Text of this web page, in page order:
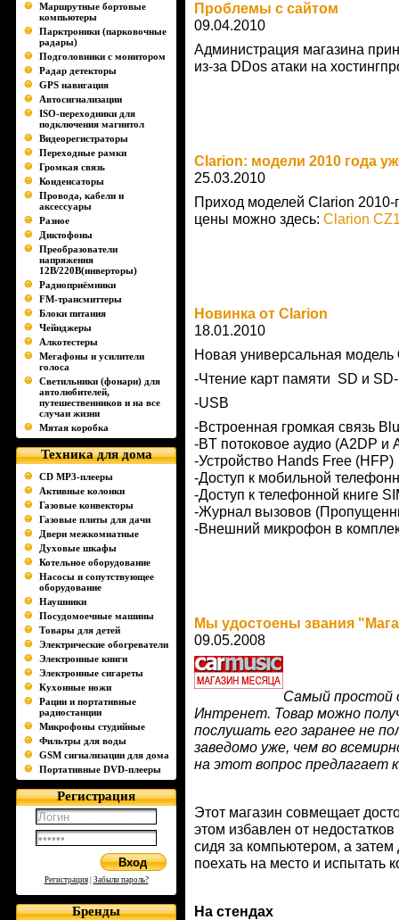
Маршрутные бортовые
компьютеры
Парктроники (парковочные
радары)
Подголовники с монитором
Радар детекторы
GPS навигация
Автосигнализации
ISO-переходники для
подключения магнитол
Видеорегистраторы
Переходные рамки
Громкая связь
Конденсаторы
Провода, кабели и
аксессуары
Разное
Диктофоны
Преобразователи
напряжения
12В/220В(инверторы)
Радиоприёмники
FM-трансмиттеры
Блоки питания
Чейнджеры
Алкотестеры
Мегафоны и усилители
голоса
Светильники (фонари) для
автолюбителей,
путешественников и на все
случаи жизни
Мятая коробка
Техника для дома
CD MP3-плееры
Активные колонки
Газовые конвекторы
Газовые плиты для дачи
Двери межкомнатные
Духовые шкафы
Котельное оборудование
Насосы и сопутствующее
оборудование
Наушники
Посудомоечные машины
Товары для детей
Электрические обогреватели
Электронные книги
Электронные сигареты
Кухонные ножи
Рации и портативные
радиостанции
Микрофоны студийные
Фильтры для воды
GSM сигнализации для дома
Портативные DVD-плееры
Регистрация
Регистрация| Забыли пароль?
Бренды
Проблемы с сайтом
09.04.2010
Администрация магазина
из-за DDos атаки на
Clarion: модели 2010 года
25.03.2010
Приход моделей Clarion 2010-
цены можно здесь: Clarion
Новинка от Clarion
18.01.2010
Новая универсальная модель
-Чтение карт памяти SD и
-USB
-Встроенная громкая связь
-BT потоковое аудио (A2DP и
-Устройство Hands Free (HFP)
-Доступ к мобильной
-Доступ к телефонной книге
-Журнал вызовов
-Внешний микрофон в
Мы удостоены звания
09.05.2008
Самый простой
Интренет. Товар можно
послушать его заранее не
заведомо уже, чем во
на этот вопрос предлагает
Этот магазин совмещает
этом избавлен от
сидя за компьютером, а затем
поехать на место и испытать
На стендах